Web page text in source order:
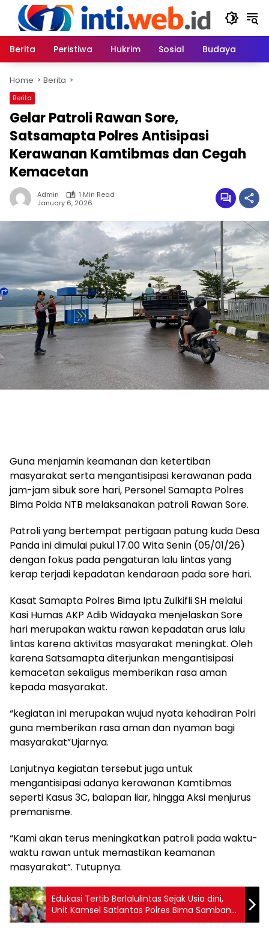
content
Berita
Peristiwa Hukrim Sosial Budaya
Home Berita
Berita
Gelar Patroli Rawan Sore,
Satsamapta Polres Antisipasi
Kerawanan Kamtibmas dan Cegah
Kemacetan
Admin
1 Min Read
January 6, 2026
Guna menjamin keamanan dan ketertiban
masyarakat serta mengantisipasi kerawanan pada
jam-jam sibuk sore hari, Personel Samapta Polres
Bima Polda NTB melaksanakan patroli Rawan Sore.
Patroli yang bertempat pertigaan patung kuda Desa
Panda ini dimulai pukul 17.00 Wita Senin (05/01/26)
dengan fokus pada pengaturan lalu lintas yang
kerap terjadi kepadatan kendaraan pada sore hari.
Kasat Samapta Polres Bima Iptu Zulkifli SH melalui
Kasi Humas AKP Adib Widayaka menjelaskan Sore
hari merupakan waktu rawan kepadatan arus lalu
lintas karena aktivitas masyarakat meningkat. Oleh
karena Satsamapta diterjunkan mengantisipasi
kemacetan sekaligus memberikan rasa aman
kepada masyarakat.
“kegiatan ini merupakan wujud nyata kehadiran Polri
guna memberikan rasa aman dan nyaman bagi
masyarakat”Ujarnya.
Lanjutnya kegiatan tersebut juga untuk
mengantisipasi adanya kerawanan Kamtibmas
seperti Kasus 3C, balapan liar, hingga Aksi menjurus
premanisme.
“Kami akan terus meningkatkan patroli pada waktu-
waktu rawan untuk memastikan keamanan
masyarakat”. Tutupnya.
Edukasi Tertib Berlalulintas Sejak Usia dini,
Unit Kamsel Satlantas Polres Bima Sambangi
SDN 01 Panda